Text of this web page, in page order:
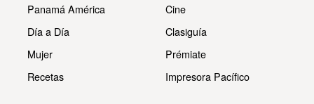
Panamá América
Día a Día
Mujer
Recetas
Cine
Clasiguía
Prémiate
Impresora Pacífico